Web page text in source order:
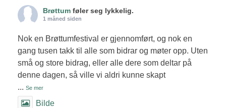
Brøttum føler seg lykkelig.
1 måned siden
Nok en Brøttumfestival er gjennomført, og nok en
gang tusen takk til alle som bidrar og møter opp. Uten
små og store bidrag, eller alle dere som deltar på
denne dagen, så ville vi aldri kunne skapt
... Se mer
Bilde